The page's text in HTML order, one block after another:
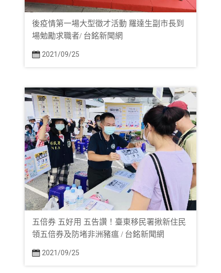
後疫情第一場大型徵才活動 羅達生副市長到
場勉勵求職者/ 台銘新聞網
2021/09/25
五倍券 五好用 五告讚！臺東移民署揪新住民
領五倍券及防堵非洲豬瘟 / 台銘新聞網
2021/09/25